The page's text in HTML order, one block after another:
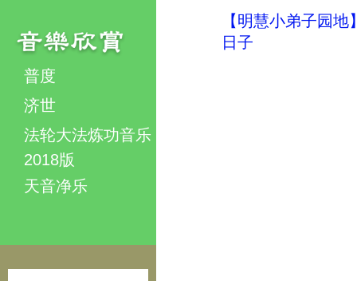
普度
济世
法轮大法炼功音乐
2018版
天音净乐
【明慧小弟子园
日子